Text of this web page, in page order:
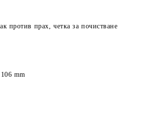
против прах, четка за почистване
mm